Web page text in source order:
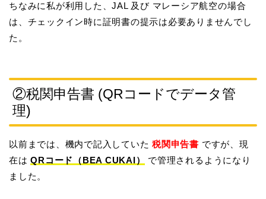
ちなみに私が利用した、JAL 及び マレーシア航空の場合
は、チェックイン時に証明書の提示は必要ありませんでし
た。
②税関申告書 (QRコードでデータ管
理)
以前までは、機内で記入していた税関申告書 ですが、現
在はQRコード（BEA CUKAI）
で管理されるようになり
ました。